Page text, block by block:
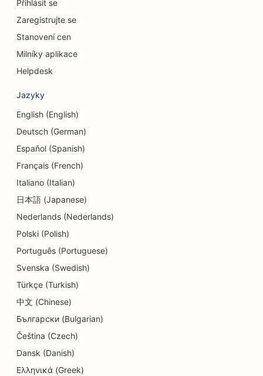
SEO pro kraniofaciální chirurgy
SEO pro družstevní záložny
SEO pro obchody s dortíky
SEO pro centra denní péče
SEO pro služby dluhového poradenství
SEO pro zubní kliniky
SEO pro Delis
SEO pro restaurace
SEO pro obchody s detaily
SEO pro obchody s koblihami
SEO pro služby v oblasti vzdělávání a péče o děti
SEO pro čistírny
SEO pro obchody s elektronikou
Přihlásit se
Zaregistrujte se
Stanovení cen
Milníky aplikace
Helpdesk
Jazyky
English (English)
Deutsch (German)
Español (Spanish)
Français (French)
Italiano (Italian)
日本語 (Japanese)
Nederlands (Nederlands)
Polski (Polish)
Português (Portuguese)
Svenska (Swedish)
Türkçe (Turkish)
中文 (Chinese)
Български (Bulgarian)
Čeština (Czech)
Dansk (Danish)
Ελληνικά (Greek)